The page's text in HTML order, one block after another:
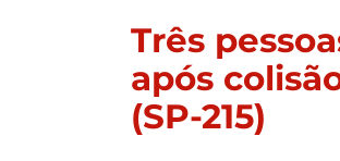
Três
após
(SP-215)